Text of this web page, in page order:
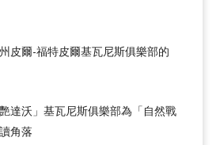
皮爾-福特皮爾基瓦尼斯俱樂部的
達沃」基瓦尼斯俱樂部為「自然戰
角落